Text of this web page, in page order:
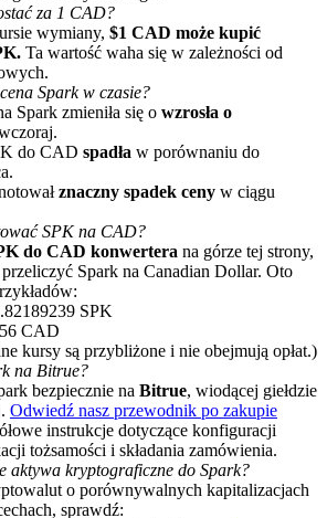
aby otrzymać nagrody pieniężne
& Win
prize pool
za 1 CAD?
wymiany, $1 CAD może kupić
Ta wartość waha się w zależności od
Spark w czasie?
Spark zmieniła się o wzrosła o
do CAD spadła w porównaniu do
znaczny spadek ceny w ciągu
SPK na CAD?
do CAD konwertera na górze tej strony,
Spark na Canadian Dollar. Oto
SPK
CAD
kursy są przybliżone i nie obejmują opłat.)
na Bitrue?
bezpiecznie na Bitrue, wiodącej giełdzie
Odwiedź nasz przewodnik po zakupie
instrukcje dotyczące konfiguracji
tożsamości i składania zamówienia.
aktywa kryptograficzne do Spark?
o porównywalnych kapitalizacjach
sprawdź: